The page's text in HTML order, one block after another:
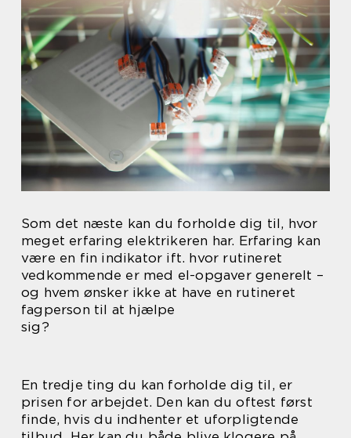
Som det næste kan du forholde dig til, hvor
meget erfaring elektrikeren har. Erfaring kan
være en fin indikator ift. hvor rutineret
vedkommende er med el-opgaver generelt –
og hvem ønsker ikke at have en rutineret
fagperson til at hjælpe
sig?
En tredje ting du kan forholde dig til, er
prisen for arbejdet. Den kan du oftest først
finde, hvis du indhenter et uforpligtende